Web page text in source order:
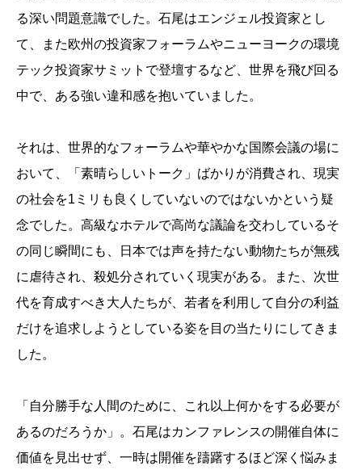
る深い問題意識でした。石尾はエンジェル投資家とし
て、また欧州の投資家フォーラムやニューヨークの環境
テック投資家サミットで登壇するなど、世界を飛び回る
中で、ある強い違和感を抱いていました。
それは、世界的なフォーラムや華やかな国際会議の場に
おいて、「素晴らしいトーク」ばかりが消費され、現実
の社会を1ミリも良くしていないのではないかという疑
念でした。高級なホテルで高尚な議論を交わしているそ
の同じ瞬間にも、日本では声を持たない動物たちが無残
に虐待され、殺処分されていく現実がある。また、次世
代を育成すべき大人たちが、若者を利用して自分の利益
だけを追求しようとしている姿を目の当たりにしてきま
した。
「自分勝手な人間のために、これ以上何かをする必要が
あるのだろうか」。石尾はカンファレンスの開催自体に
価値を見出せず、一時は開催を躊躇するほど深く悩みま